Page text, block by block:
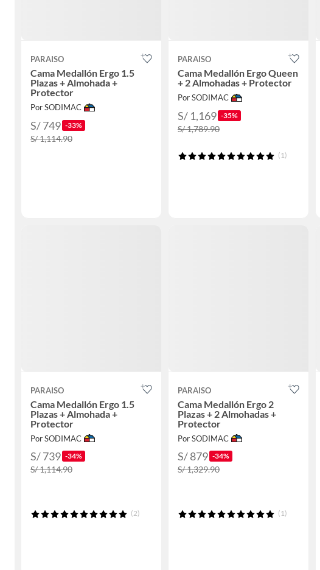
PARAISO
Cama Medallón Ergo 1.5
Plazas + Almohada +
Protector
Por SODIMAC
S/ 749 -33%
S/ 1,114.90
PARAISO
Cama Medallón Ergo Queen
+ 2 Almohadas + Protector
Por SODIMAC
S/ 1,169 -35%
S/ 1,789.90
(1)
PARAISO
Cama Medallón Ergo 1.5
Plazas + Almohada +
Protector
Por SODIMAC
S/ 739 -34%
S/ 1,114.90
(2)
PARAISO
Cama Medallón Ergo 2
Plazas + 2 Almohadas +
Protector
Por SODIMAC
S/ 879 -34%
S/ 1,329.90
(1)